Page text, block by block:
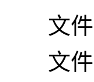
文
文